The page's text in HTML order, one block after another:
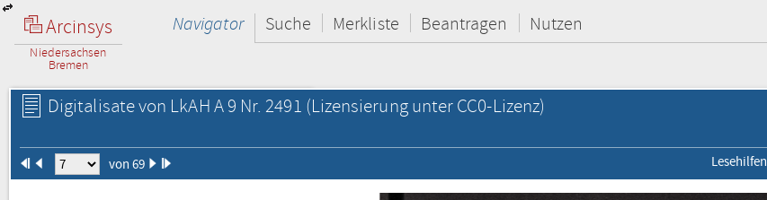
Arcinsys
Niedersachsen
Bremen
Navigator Suche Merkliste Beantragen Nutzen
Digitalisate von LkAH A 9 Nr. 2491 (Lizensierung unter CC0-Lizenz)
von 69 Lesehilfen